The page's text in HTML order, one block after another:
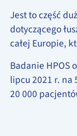
Jest to część
dotyczącego
całej Europie,
Badanie HPOS
lipcu 2021 r. na
20 000